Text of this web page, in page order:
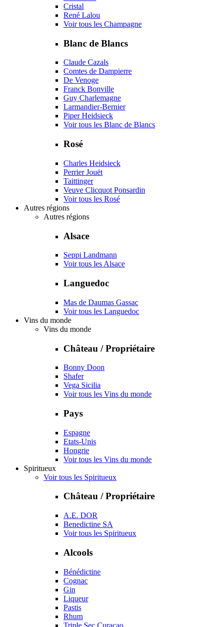
Cristal
René Lalou
Voir tous les Champagne
Blanc de Blancs
Claude Cazals
Comtes de Dampierre
De Venoge
Franck Bonville
Guy Charlemagne
Larmandier-Bernier
Piper Heidsieck
Voir tous les Blanc de Blancs
Rosé
Charles Heidsieck
Perrier Jouët
Taittinger
Veuve Clicquot Ponsardin
Voir tous les Rosé
Autres régions
Autres régions
Alsace
Seppi Landmann
Voir tous les Alsace
Languedoc
Mas de Daumas Gassac
Voir tous les Languedoc
Vins du monde
Vins du monde
Château / Propriétaire
Bonny Doon
Shafer
Vega Sicilia
Voir tous les Vins du monde
Pays
Espagne
Etats-Unis
Hongrie
Voir tous les Vins du monde
Spiritueux
Voir tous les Spiritueux
Château / Propriétaire
A.E. DOR
Benedictine SA
Voir tous les Spiritueux
Alcools
Bénédictine
Cognac
Gin
Liqueur
Pastis
Rhum
Triple Sec Curaçao